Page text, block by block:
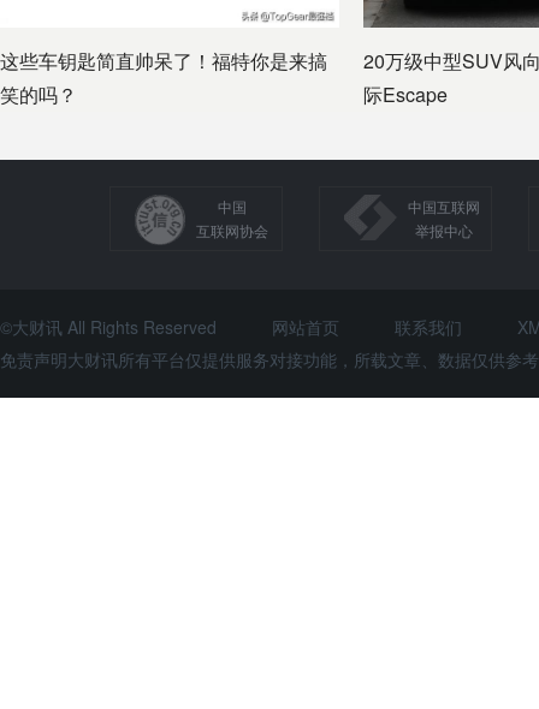
这些车钥匙简直帅呆了！福特你是来搞
笑的吗？
20万级中型SUV风
际Escape
中国
互联网协会
中国互联网
举报中心
©大财讯 All Rights Reserved 网站首页 联系我们
免责声明大财讯所有平台仅提供服务对接功能，所载文章、数据仅供